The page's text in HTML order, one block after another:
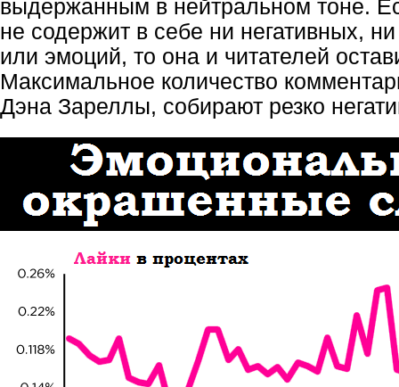
выдержанным в нейтральном тоне.
не содержит в себе ни негативных,
или эмоций, то она и читателей
Максимальное количество
Дэна Зареллы, собирают резко